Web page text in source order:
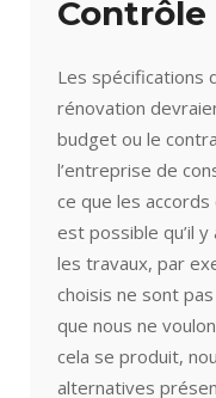
Les spécifications
rénovation
budget ou le
l’entreprise de
ce que les
est possible qu’il
les travaux, par
choisis ne sont
que nous ne
cela se produit,
alternatives